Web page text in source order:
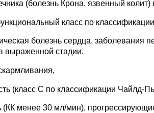
(болезнь Крона, язвенный колит)
класс по
болезнь сердца, заболевания
выраженной стадии.
(класс С по классификации Чайлд-
(КК менее 30 мл/мин),